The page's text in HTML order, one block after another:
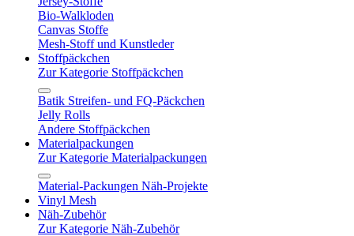
Bio-Walkloden
Canvas Stoffe
Mesh-Stoff und Kunstleder
Stoffpäckchen
Zur Kategorie Stoffpäckchen
Batik Streifen- und FQ-Päckchen
Jelly Rolls
Andere Stoffpäckchen
Materialpackungen
Zur Kategorie Materialpackungen
Material-Packungen Näh-Projekte
Vinyl Mesh
Näh-Zubehör
Zur Kategorie Näh-Zubehör